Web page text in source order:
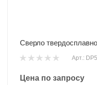
Сверло
Арт.:
Цена по запросу